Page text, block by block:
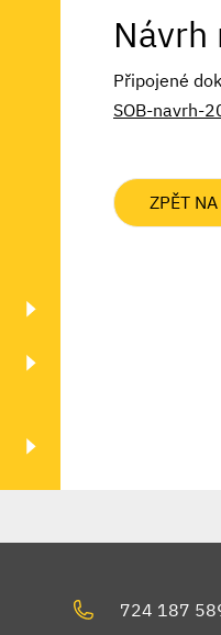
Návrh
Připojené
SOB-navrh-
ZPĚT
724 187